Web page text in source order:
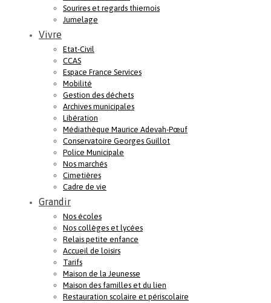
Sourires et regards thiernois
Jumelage
Vivre
Etat-Civil
CCAS
Espace France Services
Mobilité
Gestion des déchets
Archives municipales
Libération
Médiathèque Maurice Adevah-Pœuf
Conservatoire Georges Guillot
Police Municipale
Nos marchés
Cimetières
Cadre de vie
Grandir
Nos écoles
Nos collèges et lycées
Relais petite enfance
Accueil de loisirs
Tarifs
Maison de la Jeunesse
Maison des familles et du lien
Restauration scolaire et périscolaire